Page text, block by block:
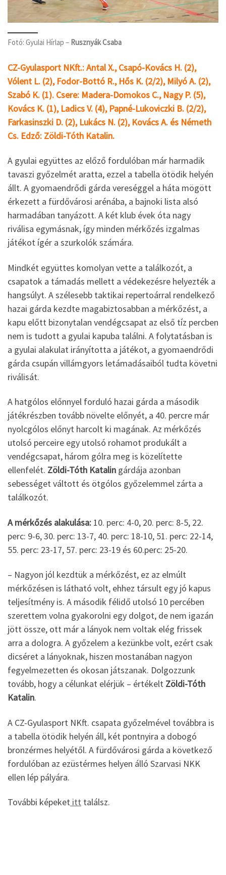
Fotó: Gyulai Hírlap – Rusznyák Csaba
CZ-Gyulasport NKft.: Antal X., Csapó-Kovács H. (2),
Vólent L. (2), Fodor-Bottó R., Hős K. (2/2), Milyó A. (2),
Szabó K. (1). Csere: Madera-Domokos C., Nagy P. (5),
Kovács K. (1), Ladics V. (4), Papné-Lukoviczki B. (2/2),
Farkasinszki D. (2), Lukács N. (2), Kovács A. és Németh
Cs. Edző: Zöldi-Tóth Katalin.
A gyulai együttes az előző fordulóban már harmadik
tavaszi győzelmét aratta, ezzel a tabella ötödik helyén
állt. A gyomaendrődi gárda vereséggel a háta mögött
érkezett a fürdővárosi arénába, a bajnoki lista alsó
harmadában tanyázott. A két klub évek óta nagy
riválisa egymásnak, így minden mérkőzés izgalmas
játékot ígér a szurkolók számára.
Mindkét együttes komolyan vette a találkozót, a
csapatok a támadás mellett a védekezésre helyezték a
hangsúlyt. A szélesebb taktikai repertoárral rendelkező
hazai gárda kezdte magabiztosabban a mérkőzést, a
kapu előtt bizonytalan vendégcsapat az első tíz percben
nem is tudott a gyulai kapuba találni. A folytatásban is
a gyulai alakulat irányította a játékot, a gyomaendrődi
gárda csupán villámgyors letámadásaiból tudta követni
riválisát.
A hatgólos előnnyel forduló hazai gárda a második
játékrészben tovább növelte előnyét, a 40. percre már
nyolcgólos előnyt harcolt ki magának. Az mérkőzés
utolsó perceire egy utolsó rohamot produkált a
vendégcsapat, három gólra meg is közelítette
ellenfelét. Zöldi-Tóth Katalin gárdája azonban
sebességet váltott és ötgólos győzelemmel zárta a
találkozót.
A mérkőzés alakulása: 10. perc: 4-0, 20. perc: 8-5, 22.
perc: 9-6, 30. perc: 13-7, 40. perc: 18-10, 51. perc: 22-14,
55. perc: 23-17, 57. perc: 23-19 és 60.perc: 25-20.
– Nagyon jól kezdtük a mérkőzést, ez az elmúlt
mérkőzésen is látható volt, ehhez társult egy jó kapus
teljesítmény is. A második félidő utolsó 10 percében
szerettem volna gyakorolni egy dolgot, de nem igazán
jött össze, ott már a lányok nem voltak elég frissek
arra a dologra. A győzelem a kezünkbe volt, ezért csak
dicséret a lányoknak, hiszen mostanában nagyon
fegyelmezetten és okosan játszanak. Dolgozzunk
tovább, hogy a célunkat elérjük – értékelt Zöldi-Tóth
Katalin.
A CZ-Gyulasport NKft. csapata győzelmével továbbra is
a tabella ötödik helyén áll, két pontnyira a dobogó
bronzérmes helyétől. A fürdővárosi gárda a következő
fordulóban az ezüstérmes helyen álló Szarvasi NKK
ellen lép pályára.
További képeket itt találsz.